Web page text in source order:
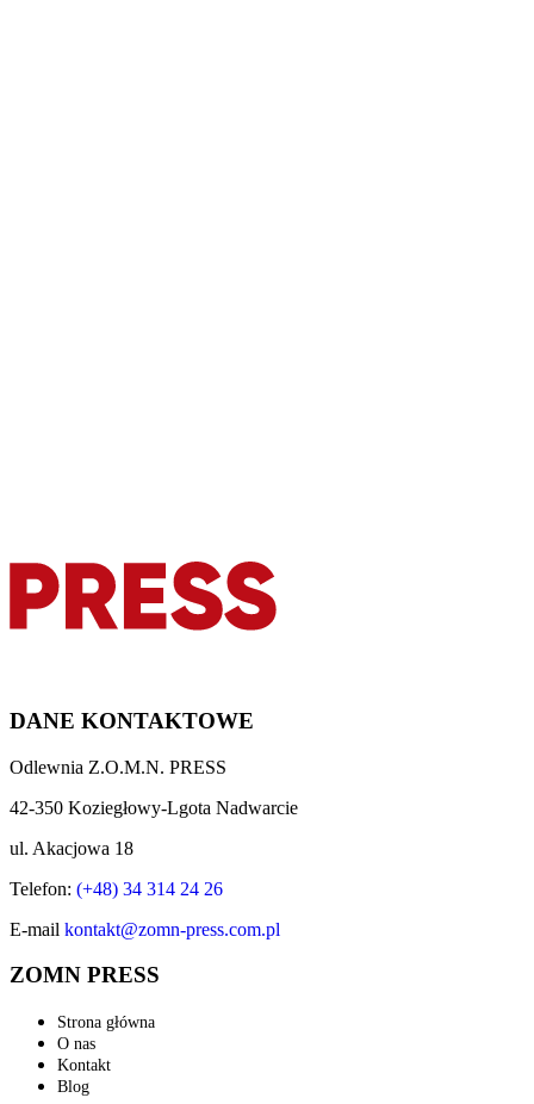
DANE KONTAKTOWE
Odlewnia Z.O.M.N. PRESS
42-350 Koziegłowy-Lgota Nadwarcie
ul. Akacjowa 18
Telefon: (+48) 34 314 24 26
E-mail kontakt@zomn-press.com.pl
ZOMN PRESS
Strona główna
O nas
Kontakt
Blog